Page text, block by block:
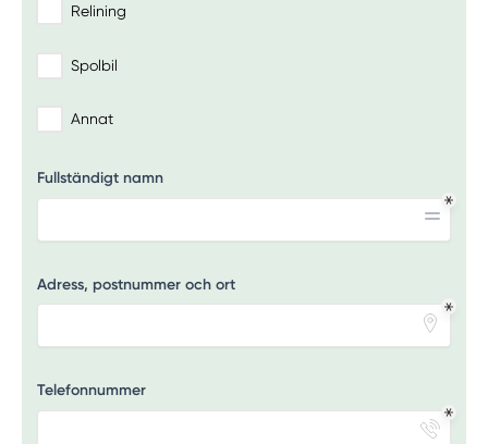
Relining
Spolbil
Annat
Fullständigt namn
Adress, postnummer och ort
Telefonnummer